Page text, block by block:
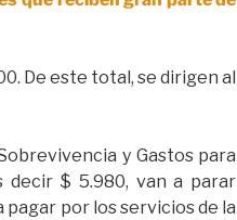
De este total, se dirigen al
y Gastos para
decir $ 5.980, van a parar
pagar por los servicios de la